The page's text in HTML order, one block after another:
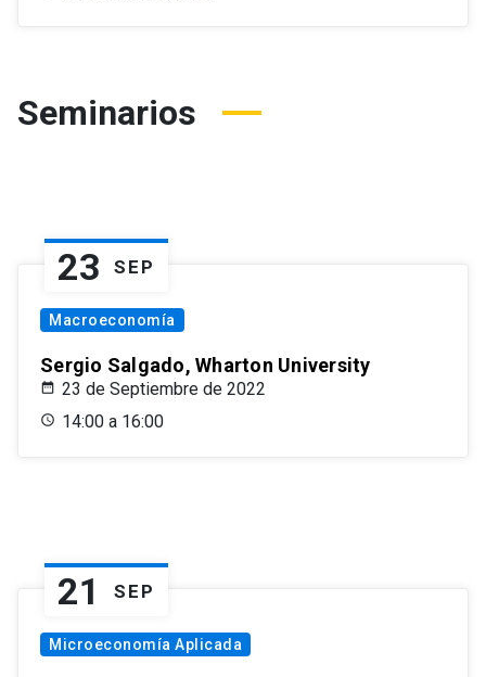
Seminarios
23 SEP
Macroeconomía
Sergio Salgado, Wharton University
23 de Septiembre de 2022
14:00 a 16:00
21 SEP
Microeconomía Aplicada